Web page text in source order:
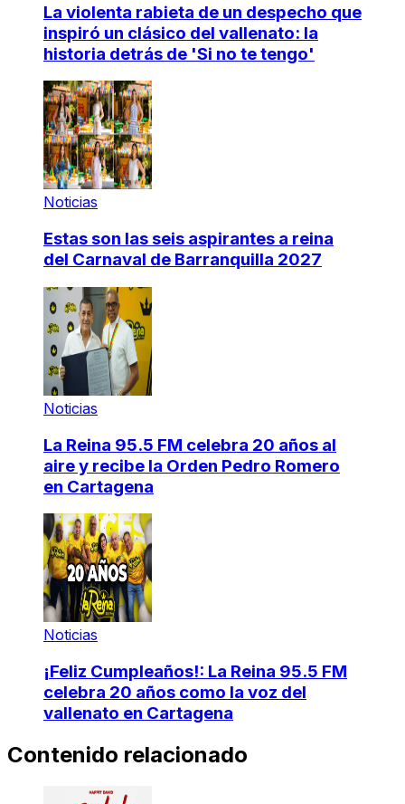
La violenta rabieta de un despecho que
inspiró un clásico del vallenato: la
historia detrás de 'Si no te tengo'
Noticias
Estas son las seis aspirantes a reina
del Carnaval de Barranquilla 2027
Noticias
La Reina 95.5 FM celebra 20 años al
aire y recibe la Orden Pedro Romero
en Cartagena
Noticias
¡Feliz Cumpleaños!: La Reina 95.5 FM
celebra 20 años como la voz del
vallenato en Cartagena
Contenido relacionado